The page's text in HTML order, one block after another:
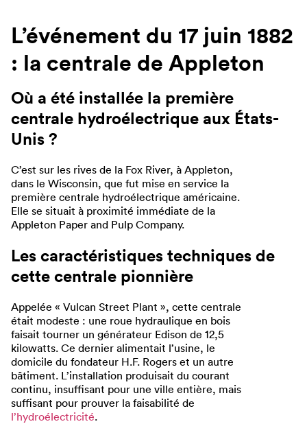
L’événement du 17 juin 1882
: la centrale de Appleton
Où a été installée la première
centrale hydroélectrique aux États-
Unis ?
C’est sur les rives de la Fox River, à Appleton,
dans le Wisconsin, que fut mise en service la
première centrale hydroélectrique américaine.
Elle se situait à proximité immédiate de la
Appleton Paper and Pulp Company.
Les caractéristiques techniques de
cette centrale pionnière
Appelée « Vulcan Street Plant », cette centrale
était modeste : une roue hydraulique en bois
faisait tourner un générateur Edison de 12,5
kilowatts. Ce dernier alimentait l’usine, le
domicile du fondateur H.F. Rogers et un autre
bâtiment. L’installation produisait du courant
continu, insuffisant pour une ville entière, mais
suffisant pour prouver la faisabilité de
l’hydroélectricité.